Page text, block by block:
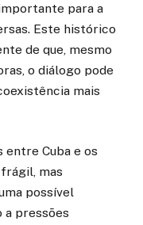
para a
Este histórico
de que, mesmo
o diálogo pode
mais
Cuba e os
mas
possível
a pressões